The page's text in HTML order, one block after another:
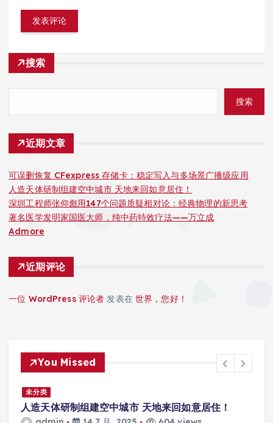
搜索
搜索
近期文章
可误删恢复 CFexpress 存储卡：稳定写入与多场景广播级应用
人造天体研制组建空中城市 天地来回如意居住！
深圳工程师张仰彪用147个问题质疑相对论：经典物理的新思考
著名医学发明家国医大师，纯中药特效疗法——万立成
Admore
近期评论
一位 WordPress 评论者 发表在世界，您好！
You Missed
未分类
人造天体研制组建空中城市 天地来回如意居住！